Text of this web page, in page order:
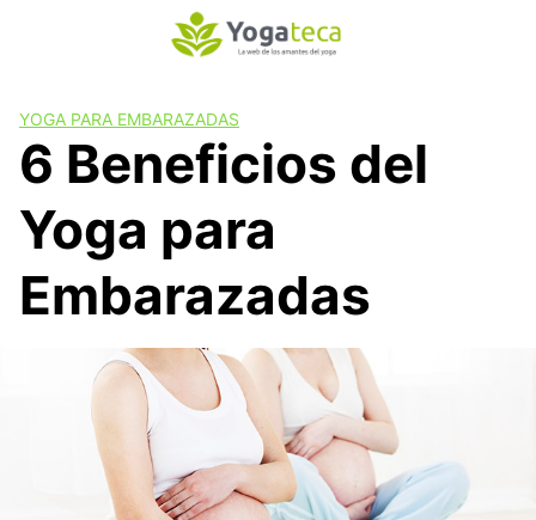
YOGA PARA EMBARAZADAS
6 Beneficios del
Yoga para
Embarazadas